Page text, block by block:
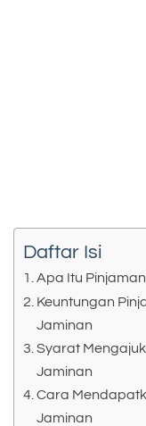
Daftar Isi
Apa Itu
Keuntungan
Jaminan
Syarat
Jaminan
Cara
Jaminan